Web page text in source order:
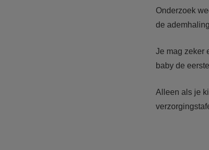
Onderzoek
de
Je mag zeker
baby de
Alleen als je